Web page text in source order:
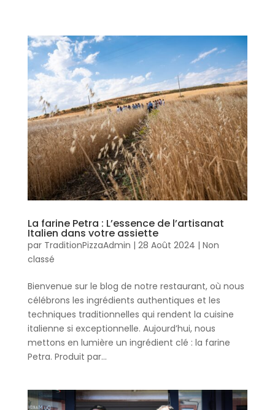
La farine Petra : L’essence de l’artisanat
Italien dans votre assiette
par TraditionPizzaAdmin | 28 Août 2024 | Non
classé
Bienvenue sur le blog de notre restaurant, où nous
célébrons les ingrédients authentiques et les
techniques traditionnelles qui rendent la cuisine
italienne si exceptionnelle. Aujourd’hui, nous
mettons en lumière un ingrédient clé : la farine
Petra. Produit par...